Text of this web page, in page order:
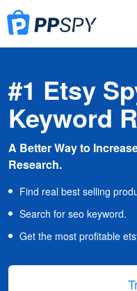
#1 Etsy
Keyword
A Better Way to
Research.
Find real best selling
Search for seo keyword.
Get the most profitable